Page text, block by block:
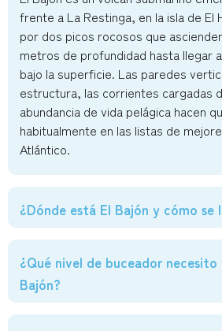
frente a La Restinga, en la isla de El
por dos picos rocosos que
metros de profundidad hasta llegar
bajo la superficie. Las paredes
estructura, las corrientes cargadas
abundancia de vida pelágica hacen
habitualmente en las listas de
Atlántico.
¿Dónde está El Bajón y cómo se
¿Qué nivel de buceador necesito
Bajón?